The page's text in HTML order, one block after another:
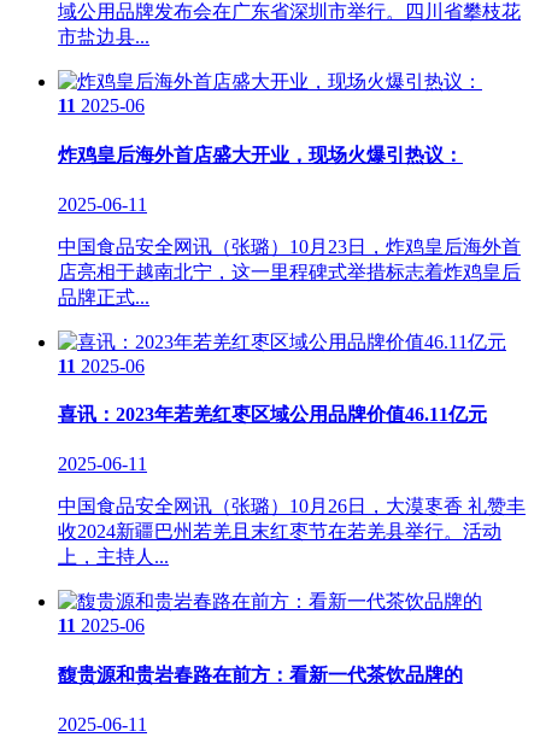
域公用品牌发布会在广东省深圳市举行。四川省攀枝花
市盐边县...
11 2025-06
炸鸡皇后海外首店盛大开业，现场火爆引热议：
2025-06-11
中国食品安全网讯（张璐）10月23日，炸鸡皇后海外首
店亮相于越南北宁，这一里程碑式举措标志着炸鸡皇后
品牌正式...
11 2025-06
喜讯：2023年若羌红枣区域公用品牌价值46.11亿元
2025-06-11
中国食品安全网讯（张璐）10月26日，大漠栆香 礼赞丰
收2024新疆巴州若羌且末红枣节在若羌县举行。活动
上，主持人...
11 2025-06
馥贵源和贵岩春路在前方：看新一代茶饮品牌的
2025-06-11